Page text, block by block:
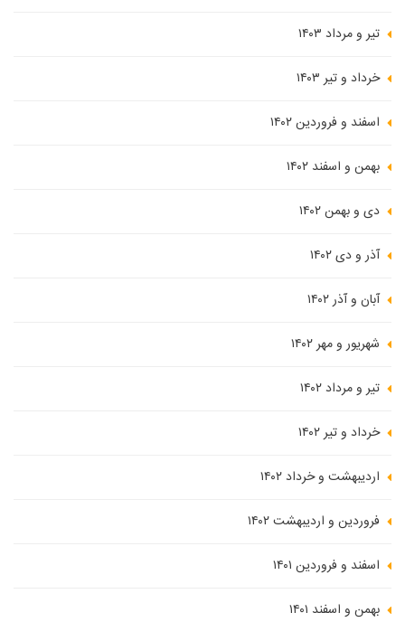
تیر و مرداد ۱۴۰۳
خرداد و تیر ۱۴۰۳
اسفند و فروردین ۱۴۰۲
بهمن و اسفند ۱۴۰۲
دی و بهمن ۱۴۰۲
آذر و دی ۱۴۰۲
آبان و آذر ۱۴۰۲
شهریور و مهر ۱۴۰۲
تیر و مرداد ۱۴۰۲
خرداد و تیر ۱۴۰۲
اردیبهشت و خرداد ۱۴۰۲
فروردین و اردیبهشت ۱۴۰۲
اسفند و فروردین ۱۴۰۱
بهمن و اسفند ۱۴۰۱